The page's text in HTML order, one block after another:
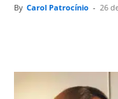
By Carol Patrocínio - 26